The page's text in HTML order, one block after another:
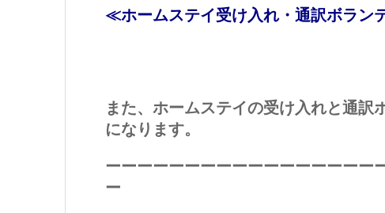
≪ホームステイ受け入れ・通訳ボラン
また、ホームステイの受け入れと通
になります。
ーーーーーーーーーーーーーーーーー
ー